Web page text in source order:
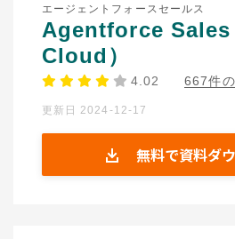
診断から探す(β版)
記事から探す
BOXILの使い方ガイド
エージェントフォースセールス
Agentforce Sales
Cloud）
4.02 667件
更新日 2024-12-17
無料で資料ダ